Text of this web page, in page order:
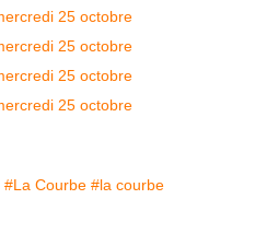
#La Courbe #la courbe